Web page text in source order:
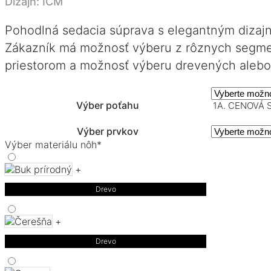
Pohodlná sedacia súprava s elegantným
Zákazník má možnosť výberu z rôznych
priestorom a možnosť výberu drevených
Výber poťahu 1A. CENOVÁ
Výber prvkov
Výber materiálu nôh*
+
Drevo
+
Drevo